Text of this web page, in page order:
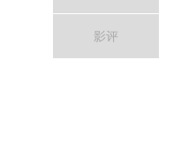
影评